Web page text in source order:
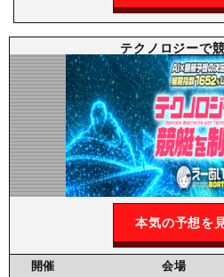
テクノロジーで
本気の予想を
開催 会場